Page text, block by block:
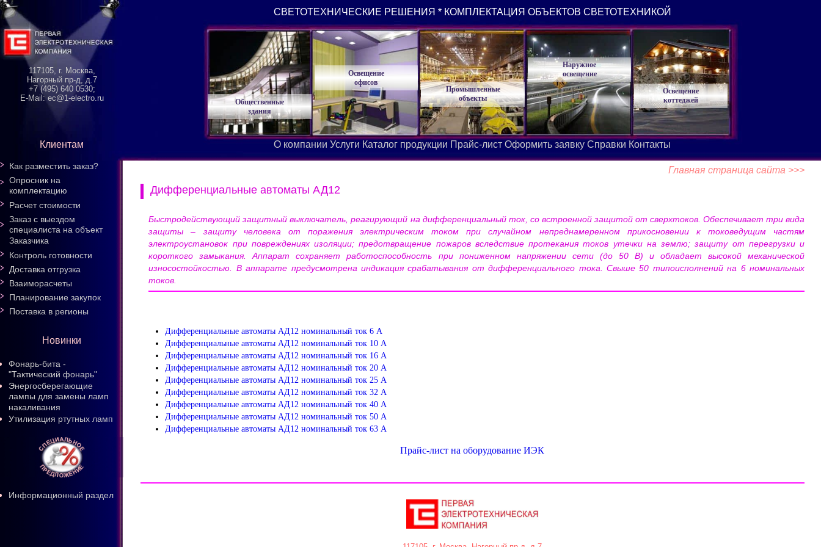
Главная страница сайта >>>
Дифференциальные автоматы АД12
Быстродействующий защитный выключатель, реагирующий на дифференциальный ток, со встроенной защитой от сверхтоков. Обеспечивает три вида
защиты – защиту человека от поражения электрическим током при случайном непреднамеренном прикосновении к токоведущим частям
электроустановок при повреждениях изоляции; предотвращение пожаров вследствие протекания токов утечки на землю; защиту от перегрузки и
короткого замыкания. Аппарат сохраняет работоспособность при пониженном напряжении сети (до 50 В) и обладает высокой механической
износостойкостью. В аппарате предусмотрена индикация срабатывания от дифференциального тока. Свыше 50 типоисполнений на 6 номинальных
токов.
Дифференциальные автоматы АД12 номинальный ток 6 А
Дифференциальные автоматы АД12 номинальный ток 10 А
Дифференциальные автоматы АД12 номинальный ток 16 А
Дифференциальные автоматы АД12 номинальный ток 20 А
Дифференциальные автоматы АД12 номинальный ток 25 А
Дифференциальные автоматы АД12 номинальный ток 32 А
Дифференциальные автоматы АД12 номинальный ток 40 А
Дифференциальные автоматы АД12 номинальный ток 50 А
Дифференциальные автоматы АД12 номинальный ток 63 А
Прайс-лист на оборудование ИЭК
Как разместить заказ?
Опросник на
комплектацию
Расчет стоимости
Заказ с выездом
специалиста на объект
Заказчика
Контроль готовности
Доставка отгрузка
Взаиморасчеты
Планирование закупок
Поставка в регионы
Новинки
Фонарь-бита -
"Тактический фонарь"
Энергосберегающие
лампы для замены ламп
накаливания
Утилизация ртутных ламп
Информационный раздел
117105, г. Москва,
Нагорный пр-д, д.7
+7 (495) 640 0530;
E-Mail: ec@1-electro.ru
Клиентам
СВЕТОТЕХНИЧЕСКИЕ РЕШЕНИЯ * КОМПЛЕКТАЦИЯ ОБЪЕКТОВ СВЕТОТЕХНИКОЙ
Общественные
здания
Освещение
офисов
Промышленные
объекты
Наружное
освещение
Освещение
коттеджей
О компании Услуги Каталог продукции Прайс-лист Оформить заявку Справки Контакты